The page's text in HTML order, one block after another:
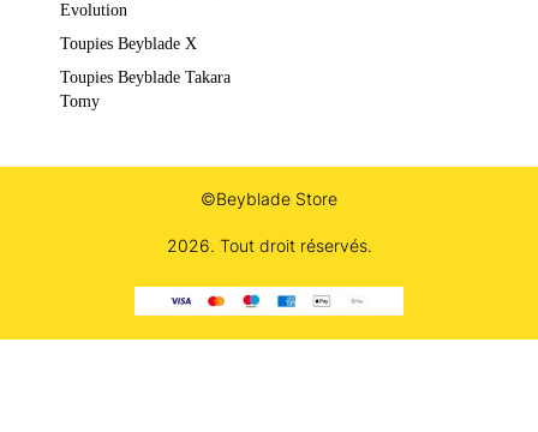
Evolution
Toupies Beyblade X
Toupies Beyblade Takara
Tomy
©Beyblade Store
2026. Tout droit réservés.